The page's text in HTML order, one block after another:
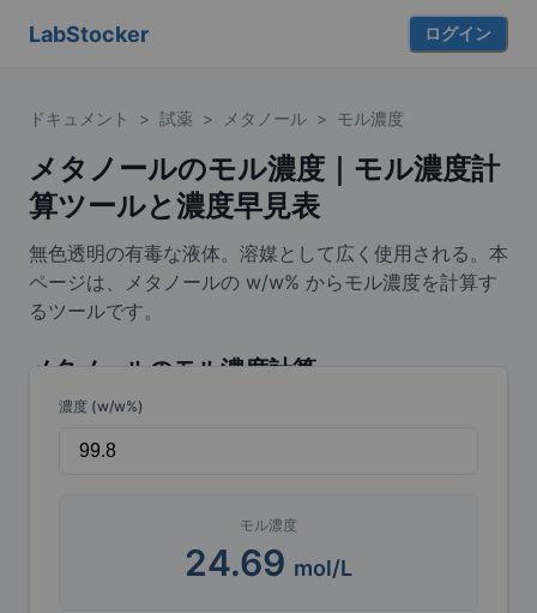
LabStocker ログイン
ドキュメント > 試薬 > メタノール > モル濃度
メタノールのモル濃度｜モル濃度計
算ツールと濃度早見表
無色透明の有毒な液体。溶媒として広く使用される。本
ページは、メタノールの w/w% からモル濃度を計算す
るツールです。
メタノール のモル濃度計算
濃度 (w/w%)
モル濃度
24.69 mol/L